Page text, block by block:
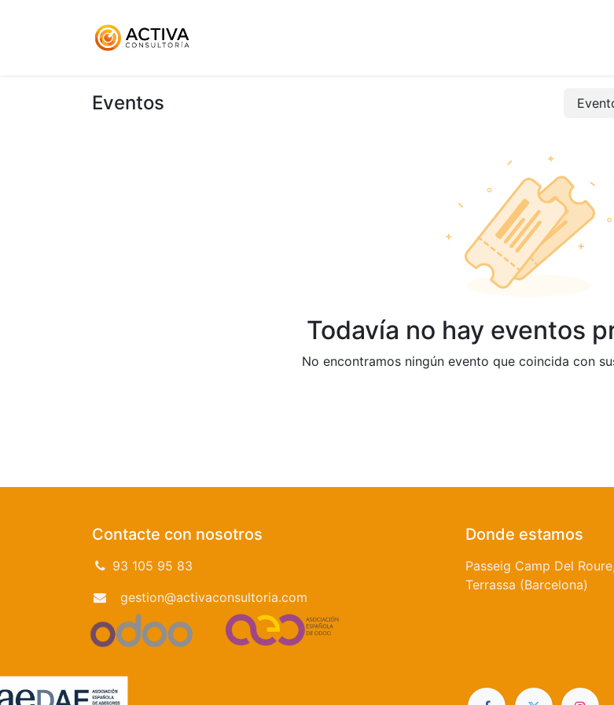
Eventos
Todavía no hay eventos
No encontramos ningún evento que coincida con
Contacte con nosotros
93 105 95 83
gestion@activaconsultoria.com
Donde estamos
Passeig Camp Del
Terrassa (Barcelona)